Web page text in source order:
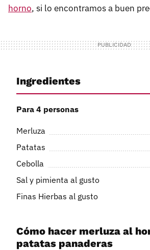
horno, si lo encontramos a buen
Ingredientes
Para 4 personas
Merluza
Patatas
Cebolla
Sal y pimienta al gusto
Finas Hierbas al gusto
Cómo hacer merluza al
patatas panaderas